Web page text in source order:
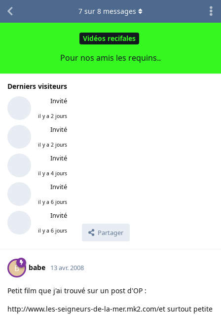
Vidéos recifales
Pour nos amis les requins..
Derniers visiteurs
Invité
il y a 2 jours
Invité
il y a 2 jours
Invité
il y a 4 jours
Invité
il y a 6 jours
Invité
il y a 6 jours Partager
7 sur 8 messages
B babe 13 avr. 2008
Petit film que j'ai trouvé sur un post d'OP :
http://www.les-seigneurs-de-la-mer.mk2.com/et surtout petite